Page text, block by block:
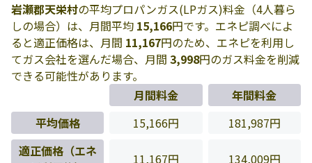
岩瀬郡天栄村の平均プロパンガス(LPガス)料金（4人暮ら
しの場合）は、月間平均 15,166円です。エネピ調べによ
ると適正価格は、月間 11,167円のため、エネピを利用し
てガス会社を選んだ場合、月間 3,998円のガス料金を削減
できる可能性があります。
月間料金
年間料金
平均価格
15,166円
181,987円
適正価格（エネ
11,167円 134,009円